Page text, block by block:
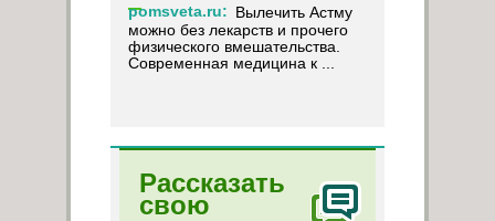
pomsveta.ru: Вылечить Астму
можно без лекарств и прочего
физического вмешательства.
Современная медицина к ...
Рассказать
свою